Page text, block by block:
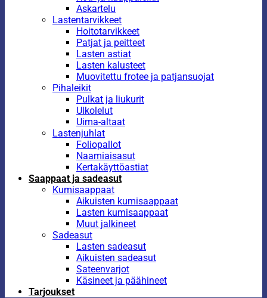
Askartelu
Lastentarvikkeet
Hoitotarvikkeet
Patjat ja peitteet
Lasten astiat
Lasten kalusteet
Muovitettu frotee ja patjansuojat
Pihaleikit
Pulkat ja liukurit
Ulkolelut
Uima-altaat
Lastenjuhlat
Foliopallot
Naamiaisasut
Kertakäyttöastiat
Saappaat ja sadeasut
Kumisaappaat
Aikuisten kumisaappaat
Lasten kumisaappaat
Muut jalkineet
Sadeasut
Lasten sadeasut
Aikuisten sadeasut
Sateenvarjot
Käsineet ja päähineet
Tarjoukset